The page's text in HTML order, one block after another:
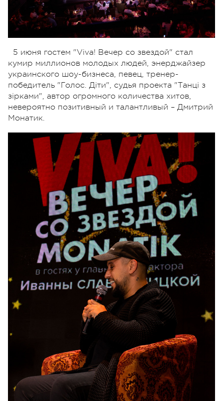
5 июня гостем "Viva! Вечер со звездой" стал
кумир миллионов молодых людей, энерджайзер
украинского шоу-бизнеса, певец, тренер-
победитель "Голос. Діти", судья проекта "Танці з
зірками", автор огромного количества хитов,
невероятно позитивный и талантливый – Дмитрий
Монатик.